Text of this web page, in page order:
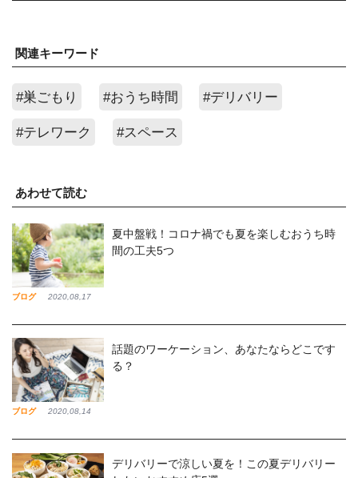
関連キーワード
#巣ごもり #おうち時間 #デリバリー
#テレワーク #スペース
あわせて読む
ブログ 2020,08,17
夏中盤戦！コロナ禍でも夏を楽しむおうち時
間の工夫5つ
ブログ 2020,08,14
話題のワーケーション、あなたならどこです
る？
デリバリーで涼しい夏を！この夏デリバリー